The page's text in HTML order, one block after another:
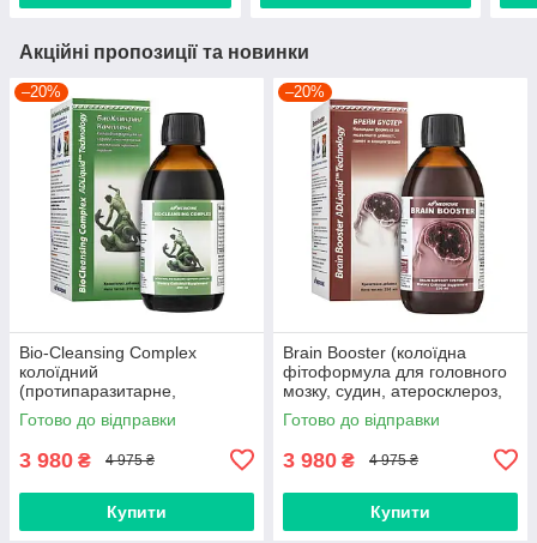
Акційні пропозиції та новинки
–20%
Bio-Cleansing Complex
колоїдний
(протипаразитарне,
аскариди, вістря, лямблії,
описторхоз, хламідіоз)
Готово до відправки
3 980 ₴ 4 975 ₴
Купити
–20%
Brain Booster (колоїдна
фітоформула для головного
мозку, судин, атеросклероз,
тиск, інсульт, головний біль,
пам'ять, вітаміни)
Готово до відправки
3 980 ₴ 4 975 ₴
Купити